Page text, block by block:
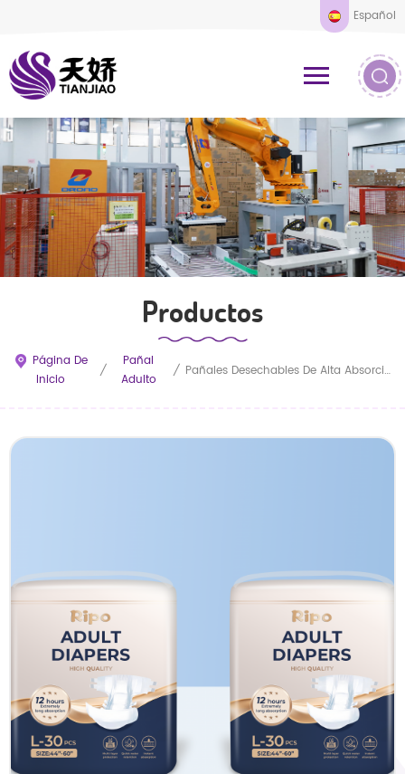
Español
Productos
Página De
Inicio
/
Pañal
Adulto
/ Pañales Desechables De Alta Absorción Para Adultos, Tanto Para Hombres Como Para Mujeres.